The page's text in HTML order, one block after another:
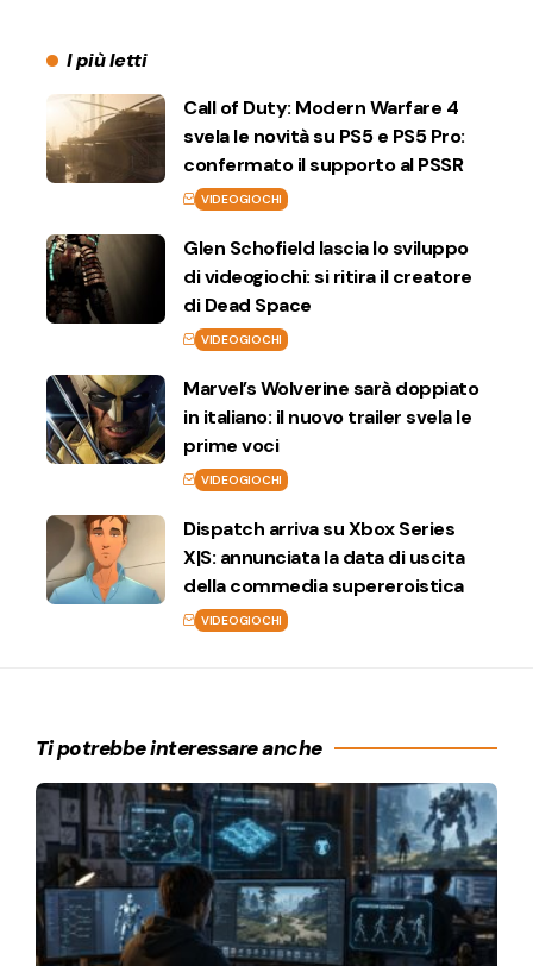
I più letti
Call of Duty: Modern Warfare 4
svela le novità su PS5 e PS5 Pro:
confermato il supporto al PSSR
VIDEOGIOCHI
Glen Schofield lascia lo sviluppo
di videogiochi: si ritira il creatore
di Dead Space
VIDEOGIOCHI
Marvel’s Wolverine sarà doppiato
in italiano: il nuovo trailer svela le
prime voci
VIDEOGIOCHI
Dispatch arriva su Xbox Series
X|S: annunciata la data di uscita
della commedia supereroistica
VIDEOGIOCHI
Ti potrebbe interessare anche